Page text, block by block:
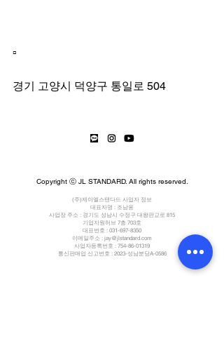
▫️
경기 고양시 덕양구 통일로 504
Copyright ⓒ JL STANDARD. All rights reserved.
(주)제이엘스탠다드 사업자 정보
대표자명 : 조남웅
사업장 주소 : 경기도 성남시 수정구 대왕판교로 815
기업지원허브 7층 703호
대표번호 : 031-697-8350
이메일주소 : jay@jlstandard.com
사업자등록번호 : 754-86-01319
통신판매업 신고번호 : 2023-성남분당A-0586